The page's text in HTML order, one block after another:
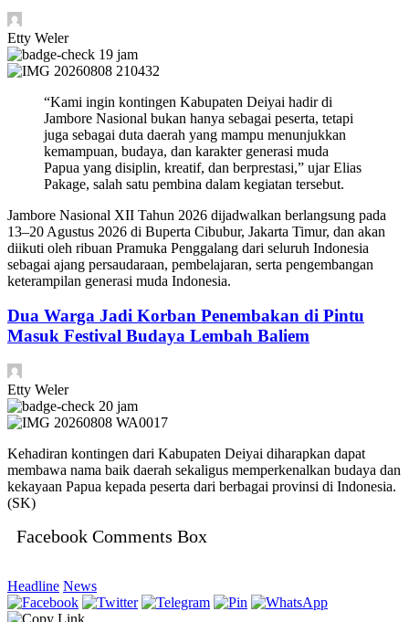
Etty Weler
19 jam
“Kami ingin kontingen Kabupaten Deiyai hadir di
Jambore Nasional bukan hanya sebagai peserta, tetapi
juga sebagai duta daerah yang mampu menunjukkan
kemampuan, budaya, dan karakter generasi muda
Papua yang disiplin, kreatif, dan berprestasi,” ujar Elias
Pakage, salah satu pembina dalam kegiatan tersebut.
Jambore Nasional XII Tahun 2026 dijadwalkan berlangsung pada
13–20 Agustus 2026 di Buperta Cibubur, Jakarta Timur, dan akan
diikuti oleh ribuan Pramuka Penggalang dari seluruh Indonesia
sebagai ajang persaudaraan, pembelajaran, serta pengembangan
keterampilan generasi muda Indonesia.
Dua Warga Jadi Korban Penembakan di Pintu
Masuk Festival Budaya Lembah Baliem
Etty Weler
20 jam
Kehadiran kontingen dari Kabupaten Deiyai diharapkan dapat
membawa nama baik daerah sekaligus memperkenalkan budaya dan
kekayaan Papua kepada peserta dari berbagai provinsi di Indonesia.
(SK)
Facebook Comments Box
Headline News